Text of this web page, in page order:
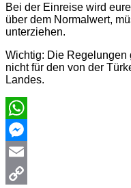
Bei der Einreise wird
über dem Normalwert,
unterziehen.
Wichtig: Die Regelungen
nicht für den von der
Landes.
WhatsApp
Messenger
Email